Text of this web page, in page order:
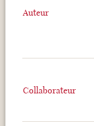
Auteur
Collaborateur